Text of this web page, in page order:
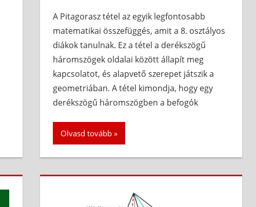
A Pitagorasz tétel az egyik legfontosabb
matematikai összefüggés, amit a 8. osztályos
diákok tanulnak. Ez a tétel a derékszögű
háromszögek oldalai között állapít meg
kapcsolatot, és alapvető szerepet játszik a
geometriában. A tétel kimondja, hogy egy
derékszögű háromszögben a befogók
Olvasd tovább